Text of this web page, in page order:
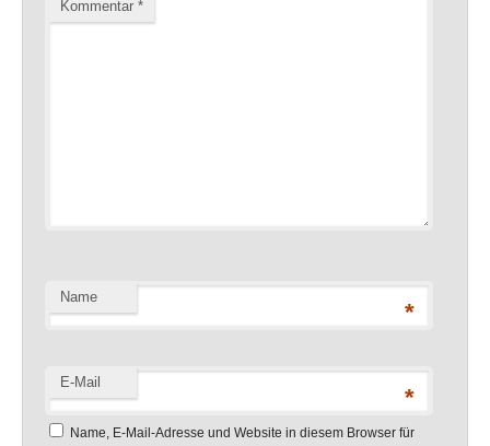
Kommentar *
Name
*
E-Mail
*
Name, E-Mail-Adresse und Website in diesem Browser für